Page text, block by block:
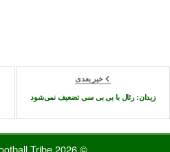
خبر بعدی
زیدان: رئال با بی بی سی تضعیف نمی‌شود